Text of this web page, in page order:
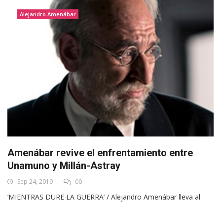
Alejandro Amenábar
Amenábar revive el enfrentamiento entre
Unamuno y Millán-Astray
Sep 24, 2019 00
‘MIENTRAS DURE LA GUERRA’ / Alejandro Amenábar lleva al